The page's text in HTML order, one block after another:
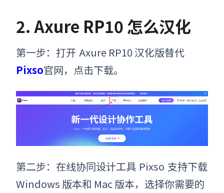
2. Axure RP10怎么汉化
第一步：打开 Axure RP10汉化版替代
Pixso官网，点击下载。
第二步：在线协同设计工具 Pixso 支持下载
Windows 版本和 Mac 版本，选择你需要的